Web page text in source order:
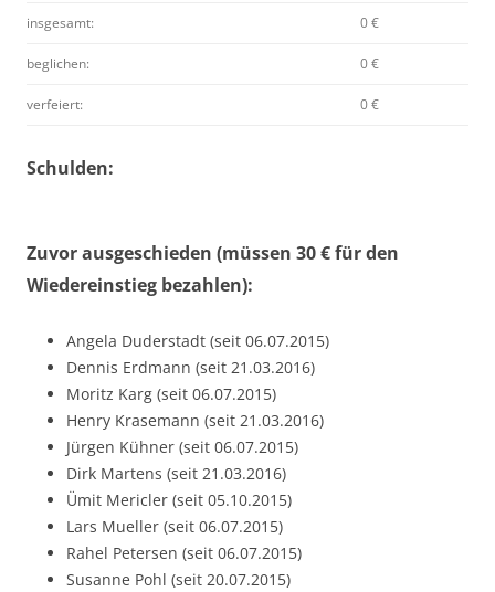
insgesamt: 0 €
beglichen: 0 €
verfeiert: 0 €
Schulden:
Zuvor ausgeschieden (müssen 30 € für den
Wiedereinstieg bezahlen):
Angela Duderstadt (seit 06.07.2015)
Dennis Erdmann (seit 21.03.2016)
Moritz Karg (seit 06.07.2015)
Henry Krasemann (seit 21.03.2016)
Jürgen Kühner (seit 06.07.2015)
Dirk Martens (seit 21.03.2016)
Ümit Mericler (seit 05.10.2015)
Lars Mueller (seit 06.07.2015)
Rahel Petersen (seit 06.07.2015)
Susanne Pohl (seit 20.07.2015)